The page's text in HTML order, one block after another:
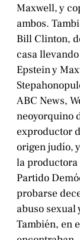
Maxwell, y
ambos.
Bill Clinton,
casa
Epstein y
ABC News,
neoyorquino
exproductor
origen judío,
la
Partido
probarse
abuso sexual
También, en